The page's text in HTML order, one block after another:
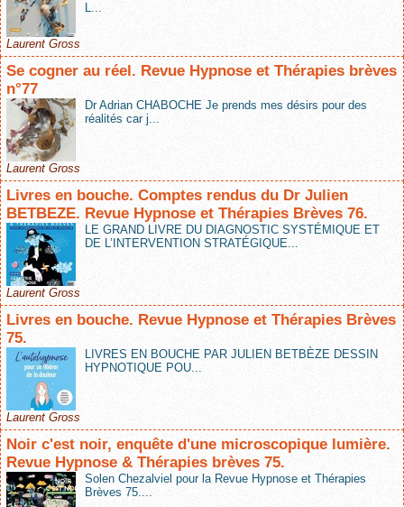
L...
Laurent Gross
Se cogner au réel. Revue Hypnose et Thérapies brèves
n°77
Dr Adrian CHABOCHE Je prends mes désirs pour des
réalités car j...
Laurent Gross
Livres en bouche. Comptes rendus du Dr Julien
BETBEZE. Revue Hypnose et Thérapies Brèves 76.
LE GRAND LIVRE DU DIAGNOSTIC SYSTÉMIQUE ET
DE L’INTERVENTION STRATÉGIQUE...
Laurent Gross
Livres en bouche. Revue Hypnose et Thérapies Brèves
75.
LIVRES EN BOUCHE PAR JULIEN BETBÈZE DESSIN
HYPNOTIQUE POU...
Laurent Gross
Noir c'est noir, enquête d'une microscopique lumière.
Revue Hypnose & Thérapies brèves 75.
Solen Chezalviel pour la Revue Hypnose et Thérapies
Brèves 75....